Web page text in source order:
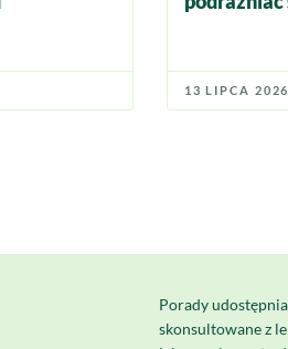
13 LIPCA 2026
Porady
skonsultowane z